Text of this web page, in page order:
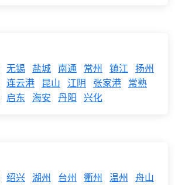
无锡 盐城 南通 常州 镇江 扬州
连云港 昆山 江阴 张家港 常熟
启东 海安 丹阳 兴化
绍兴 湖州 台州 衢州 温州 舟山